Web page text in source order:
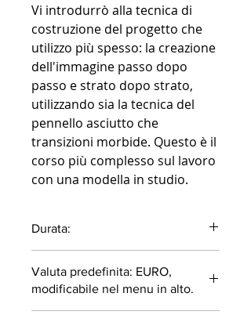
Vi introdurrò alla tecnica di
costruzione del progetto che
utilizzo più spesso: la creazione
dell'immagine passo dopo
passo e strato dopo strato,
utilizzando sia la tecnica del
pennello asciutto che
transizioni morbide. Questo è il
corso più complesso sul lavoro
con una modella in studio.
Durata:
Valuta predefinita: EURO,
modificabile nel menu in alto.